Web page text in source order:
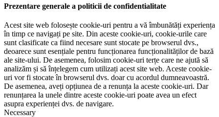
Prezentare generale a politicii de confidentialitate
Acest site web folosește cookie-uri pentru a vă îmbunătăți experiența
în timp ce navigați pe site. Din aceste cookie-uri, cookie-urile care
sunt clasificate ca fiind necesare sunt stocate pe browserul dvs.,
deoarece sunt esențiale pentru funcționarea funcționalităților de bază
ale site-ului. De asemenea, folosim cookie-uri terțe care ne ajută să
analizăm și să înțelegem cum utilizați acest site web. Aceste cookie-
uri vor fi stocate în browserul dvs. doar cu acordul dumneavoastră.
De asemenea, aveți opțiunea de a renunța la aceste cookie-uri. Dar
renunțarea la unele dintre aceste cookie-uri poate avea un efect
asupra experienței dvs. de navigare.
Necessary